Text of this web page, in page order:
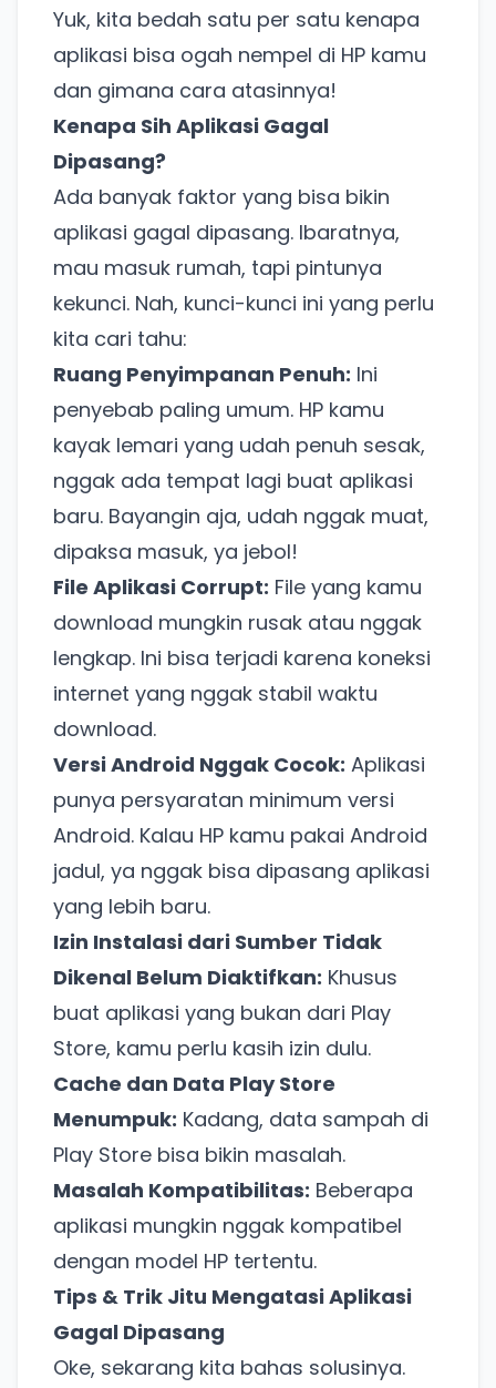
Yuk, kita bedah satu per satu kenapa
aplikasi bisa ogah nempel di HP kamu
dan gimana cara atasinnya!
Kenapa Sih Aplikasi Gagal
Dipasang?
Ada banyak faktor yang bisa bikin
aplikasi gagal dipasang. Ibaratnya,
mau masuk rumah, tapi pintunya
kekunci. Nah, kunci-kunci ini yang perlu
kita cari tahu:
Ruang Penyimpanan Penuh: Ini
penyebab paling umum. HP kamu
kayak lemari yang udah penuh sesak,
nggak ada tempat lagi buat aplikasi
baru. Bayangin aja, udah nggak muat,
dipaksa masuk, ya jebol!
File Aplikasi Corrupt: File yang kamu
download mungkin rusak atau nggak
lengkap. Ini bisa terjadi karena koneksi
internet yang nggak stabil waktu
download.
Versi Android Nggak Cocok: Aplikasi
punya persyaratan minimum versi
Android. Kalau HP kamu pakai Android
jadul, ya nggak bisa dipasang aplikasi
yang lebih baru.
Izin Instalasi dari Sumber Tidak
Dikenal Belum Diaktifkan: Khusus
buat aplikasi yang bukan dari Play
Store, kamu perlu kasih izin dulu.
Cache dan Data Play Store
Menumpuk: Kadang, data sampah di
Play Store bisa bikin masalah.
Masalah Kompatibilitas: Beberapa
aplikasi mungkin nggak kompatibel
dengan model HP tertentu.
Tips & Trik Jitu Mengatasi Aplikasi
Gagal Dipasang
Oke, sekarang kita bahas solusinya.